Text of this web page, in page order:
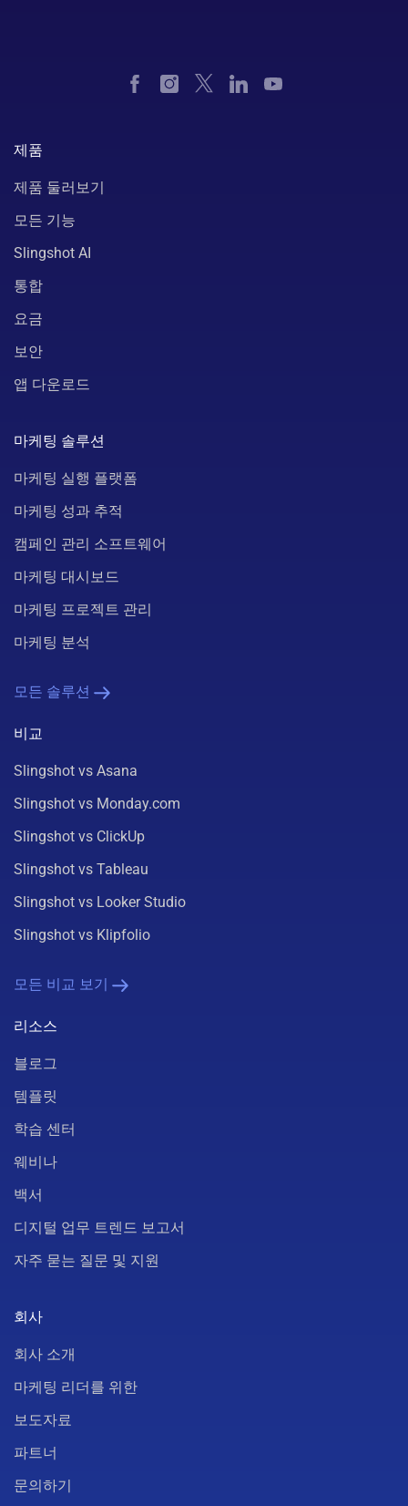
제품
제품 둘러보기
모든 기능
Slingshot AI
통합
요금
보안
앱 다운로드
마케팅 솔루션
마케팅 실행 플랫폼
마케팅 성과 추적
캠페인 관리 소프트웨어
마케팅 대시보드
마케팅 프로젝트 관리
마케팅 분석
모든 솔루션
비교
Slingshot vs Asana
Slingshot vs Monday.com
Slingshot vs ClickUp
Slingshot vs Tableau
Slingshot vs Looker Studio
Slingshot vs Klipfolio
모든 비교 보기
리소스
블로그
템플릿
학습 센터
웨비나
백서
디지털 업무 트렌드 보고서
자주 묻는 질문 및 지원
회사
회사 소개
마케팅 리더를 위한
보도자료
파트너
문의하기